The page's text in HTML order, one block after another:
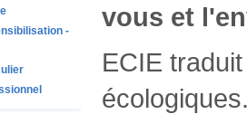
-
vous et
ECIE